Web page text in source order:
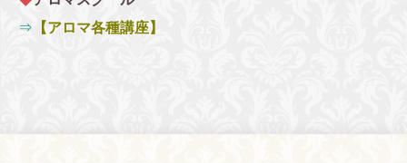
⇒ 【アロマ各種講座】